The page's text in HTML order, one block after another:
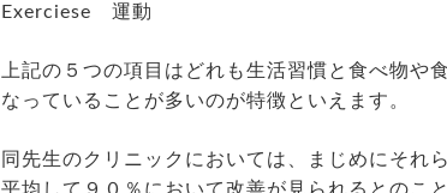
Exerciese 運動
上記の５つの項目はどれも生活習慣と食べ物や
なっていることが多いのが特徴といえます。
同先生のクリニックにおいては、まじめにそれ